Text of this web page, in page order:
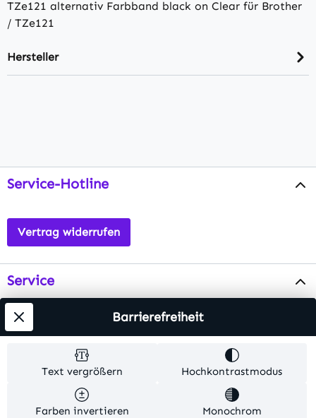
TZe121 alternativ Farbband black on Clear für Brother
/ TZe121
Hersteller
Service-Hotline
Vertrag widerrufen
Service
Info
Alle Preise inkl. gesetzl. Mehrwertsteuer zzgl.
Text vergrößern Hochkontrastmodus
Farben invertieren Monochrom
Barrierefreiheit